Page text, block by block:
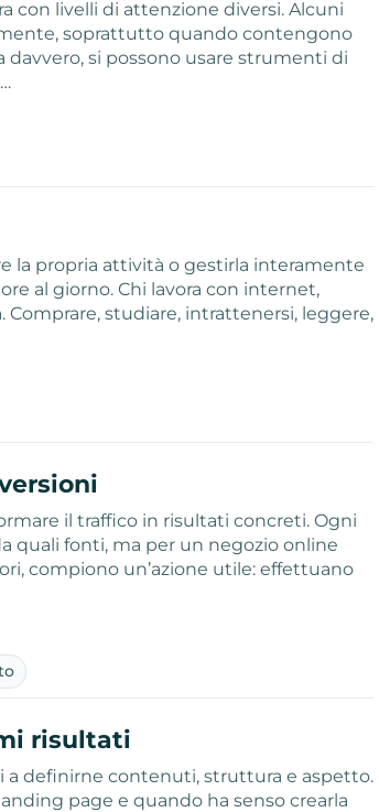
con livelli di attenzione diversi. Alcuni
soprattutto quando contengono
si possono usare strumenti di
la propria attività o gestirla interamente
al giorno. Chi lavora con internet,
studiare, intrattenersi, leggere,
il traffico in risultati concreti. Ogni
quali fonti, ma per un negozio online
compiono un’azione utile: effettuano
risultati
a definirne contenuti, struttura e aspetto.
page e quando ha senso crearla